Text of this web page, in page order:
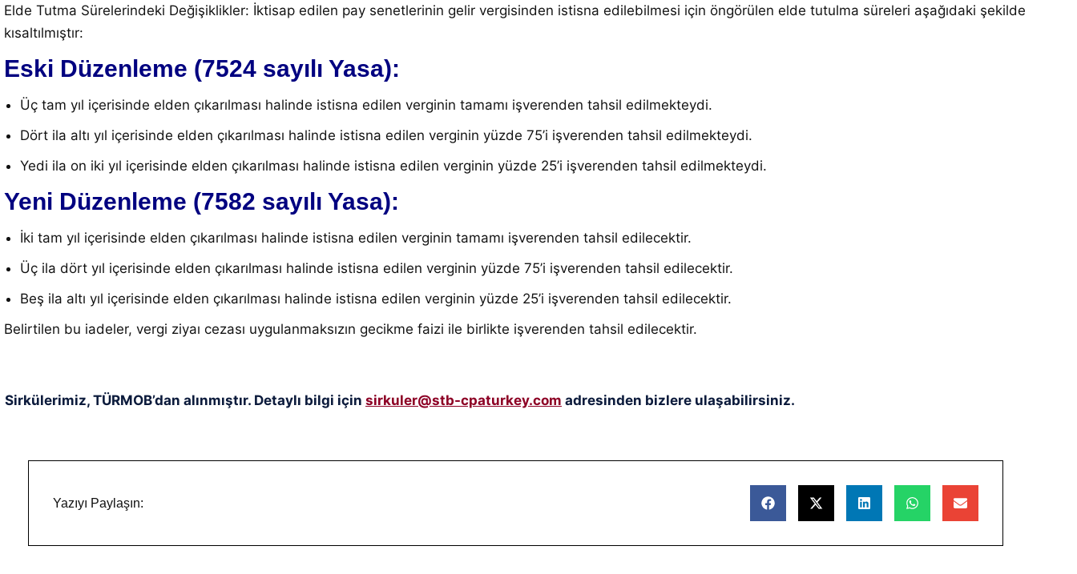
Elde Tutma Sürelerindeki Değişiklikler: İktisap edilen pay senetlerinin gelir vergisinden istisna edilebilmesi için öngörülen elde tutulma süreleri aşağıdaki şekilde
kısaltılmıştır:
Eski Düzenleme (7524 sayılı Yasa):
Üç tam yıl içerisinde elden çıkarılması halinde istisna edilen verginin tamamı işverenden tahsil edilmekteydi.
Dört ila altı yıl içerisinde elden çıkarılması halinde istisna edilen verginin yüzde 75’i işverenden tahsil edilmekteydi.
Yedi ila on iki yıl içerisinde elden çıkarılması halinde istisna edilen verginin yüzde 25’i işverenden tahsil edilmekteydi.
Yeni Düzenleme (7582 sayılı Yasa):
İki tam yıl içerisinde elden çıkarılması halinde istisna edilen verginin tamamı işverenden tahsil edilecektir.
Üç ila dört yıl içerisinde elden çıkarılması halinde istisna edilen verginin yüzde 75’i işverenden tahsil edilecektir.
Beş ila altı yıl içerisinde elden çıkarılması halinde istisna edilen verginin yüzde 25’i işverenden tahsil edilecektir.
Belirtilen bu iadeler, vergi ziyaı cezası uygulanmaksızın gecikme faizi ile birlikte işverenden tahsil edilecektir.
Sirkülerimiz, TÜRMOB’dan alınmıştır. Detaylı bilgi için sirkuler@stb-cpaturkey.com adresinden bizlere ulaşabilirsiniz.
Yazıyı Paylaşın: